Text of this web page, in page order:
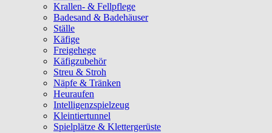
Krallen- & Fellpflege
Badesand & Badehäuser
Ställe
Käfige
Freigehege
Käfigzubehör
Streu & Stroh
Näpfe & Tränken
Heuraufen
Intelligenzspielzeug
Kleintiertunnel
Spielplätze & Klettergerüste